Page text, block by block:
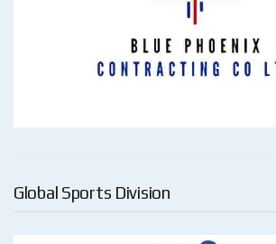
Global Sports Division